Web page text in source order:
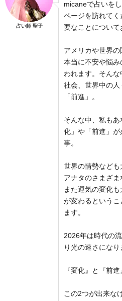
占い師 聖子
micaneで占いを
ページを訪れて
要なことについて
アメリカや世界
本当に不安や悩
われます。そん
社会、世界中の
「前進」。
そんな中、私も
化」や「前進」
事。
世界の情勢など
アナタのさまざま
また運気の変化
が変わるというこ
ます。
2026年は時代の
り光の速さにな
『変化』と『前進
この2つが出来な